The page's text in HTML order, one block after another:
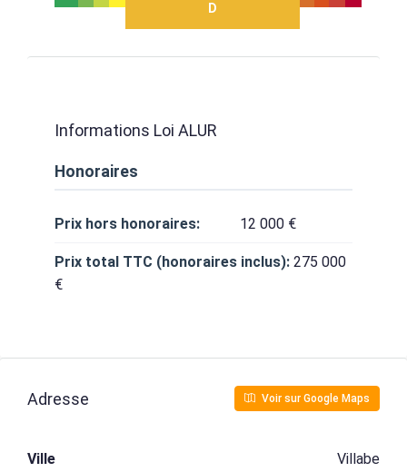
D
Informations Loi ALUR
Honoraires
Prix hors honoraires: 12 000 €
Prix total TTC (honoraires inclus): 275 000
€
Adresse Voir sur Google Maps
Ville Villabe